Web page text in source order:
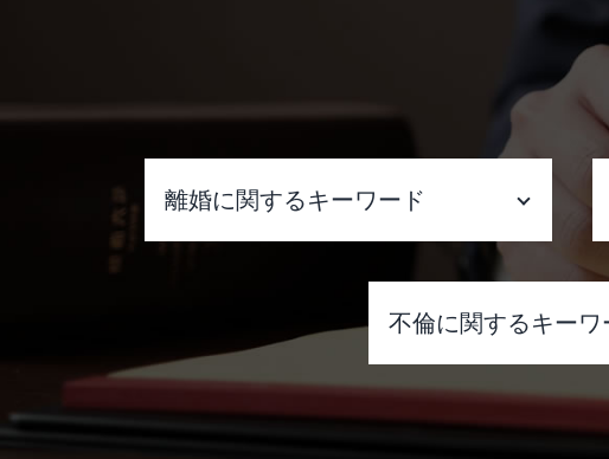
離婚に関するキーワード
財産分与 調停
不倫に関するキーワ
ダブル 不倫
職場 ダブル 不倫